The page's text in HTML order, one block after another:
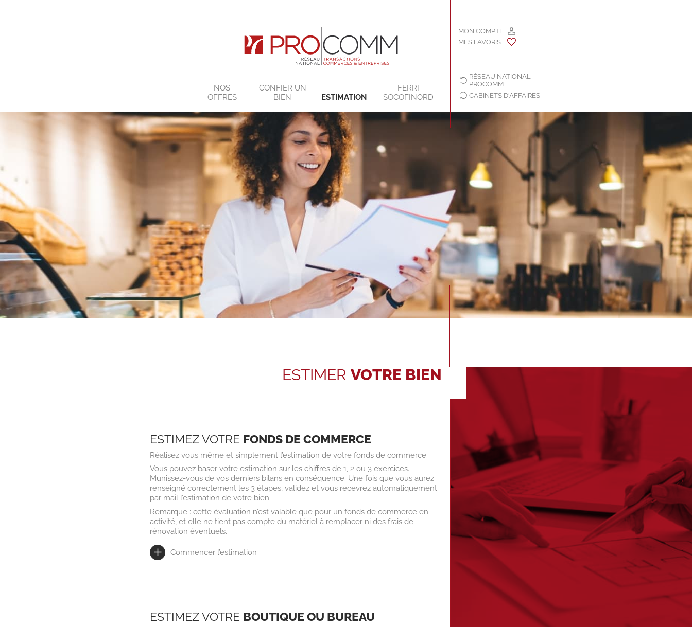
NOS
OFFRES
CONFIER UN
BIEN
ESTIMATION
FERRI
SOCOFINORD
MON COMPTE
MES FAVORIS
RÉSEAU NATIONAL
PROCOMM
CABINETS D'AFFAIRES
ESTIMERVOTRE BIEN
ESTIMEZ VOTRE FONDS DE COMMERCE
Réalisez vous même et simplement l’estimation de votre fonds de commerce.
Vous pouvez baser votre estimation sur les chiffres de 1, 2 ou 3 exercices.
Munissez-vous de vos derniers bilans en conséquence. Une fois que vous aurez
renseigné correctement les 3 étapes, validez et vous recevrez automatiquement
par mail l’estimation de votre bien.
Remarque : cette évaluation n’est valable que pour un fonds de commerce en
activité, et elle ne tient pas compte du matériel à remplacer ni des frais de
rénovation éventuels.
Commencer l’estimation
ESTIMEZ VOTRE BOUTIQUE OU BUREAU